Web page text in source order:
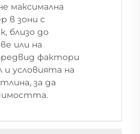
максимална
в зони с
близо до
или на
фактори
и условията на
за да